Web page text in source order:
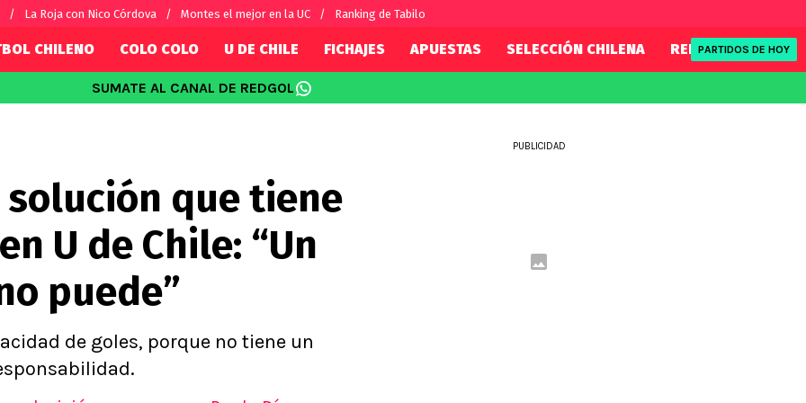
La Roja con Nico Córdova Montes el mejor en la UC Ranking de Tabilo
por el mundo
Fútbol Argentino
Fútbol Brasileño
Conference League
Ligue 1
Premier League
Serie A
CHILENO COLO COLO U DE CHILE FICHAJES APUESTAS SELECCIÓN CHILENA REDSPORT
PARTIDOS DE HOY
SUMATE AL CANAL DE REDGOL
que tiene
U de Chile: “Un
puede”
de goles, porque no tiene un
PUBLICIDAD